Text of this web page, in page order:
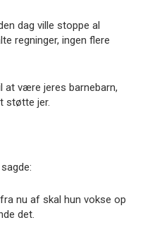
dag ville stoppe al
regninger, ingen flere
at være jeres barnebarn,
støtte jer.
nu af skal hun vokse op
det.